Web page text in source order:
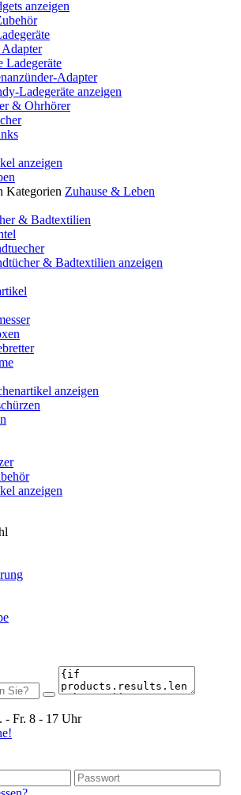
anzeigen
Ladegeräte
Adapter
Ladegeräte anzeigen
& Ohrhörer
anzeigen
Kategorien Zuhause & Leben
& Badtextilien
& Badtextilien anzeigen
anzeigen
anzeigen
- Fr. 8 - 17 Uhr